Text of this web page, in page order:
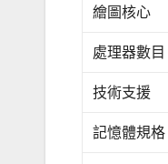
繪圖核心
處理器數目
技術支援
記憶體規格